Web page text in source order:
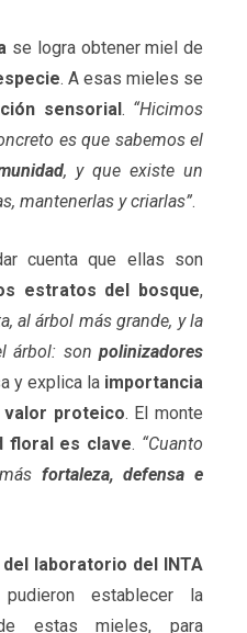
se logra obtener miel de
. A esas mieles se
sensorial. “Hicimos
es que sabemos el
, y que existe un
mantenerlas y criarlas”.
cuenta que ellas son
estratos del bosque,
al árbol más grande, y la
árbol: sonpolinizadores
y explica la importancia
proteico. El monte
floral es clave. “Cuanto
fortaleza, defensa e
laboratorio del INTA
establecer la
estas mieles, para